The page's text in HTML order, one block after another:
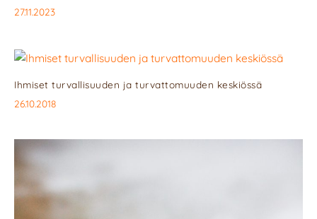
27.11.2023
Ihmiset turvallisuuden ja turvattomuuden keskiössä
26.10.2018